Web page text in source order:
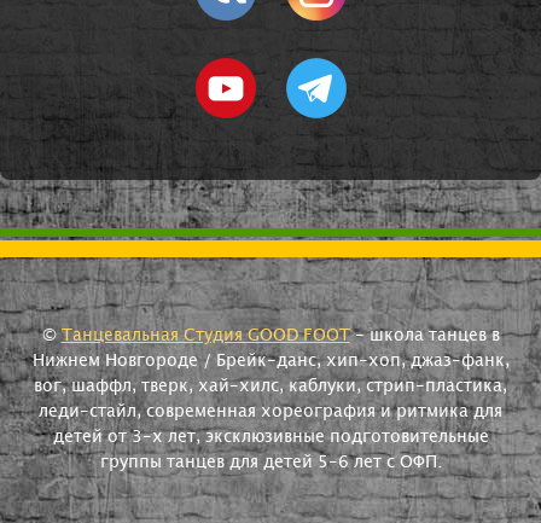
© Танцевальная Студия GOOD FOOT- школа танцев в
Нижнем Новгороде / Брейк-данс, хип-хоп, джаз-фанк,
вог, шаффл, тверк, хай-хилс, каблуки, стрип-пластика,
леди-стайл, современная хореография и ритмика для
детей от 3-х лет, эксклюзивные подготовительные
группы танцев для детей 5-6 лет с ОФП.